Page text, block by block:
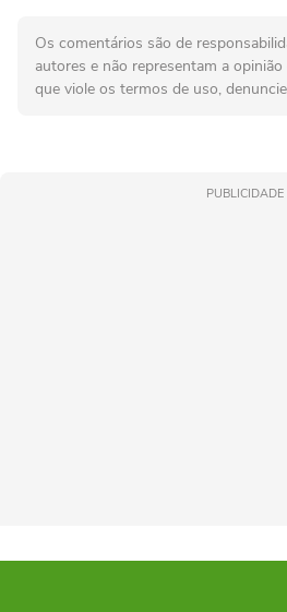
Os comentários são de
autores e não representam a
que viole os termos de uso,
PUBLICIDADE